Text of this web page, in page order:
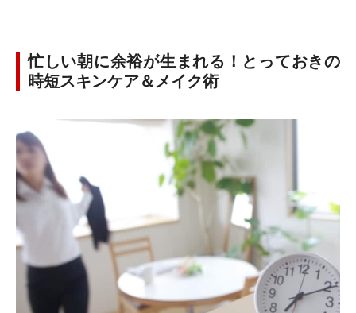
忙しい朝に余裕が生まれる！とっておきの
時短スキンケア＆メイク術